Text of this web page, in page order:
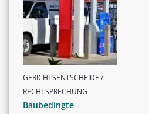
GERICHTSENTSCHEIDE /
RECHTSPRECHUNG
Baubedingte